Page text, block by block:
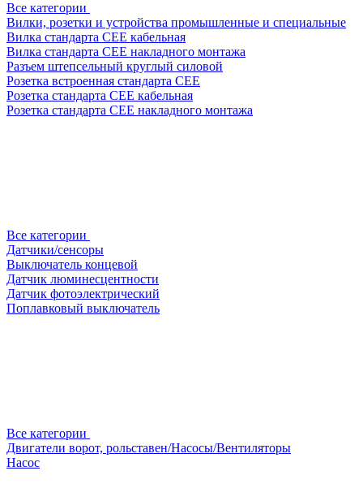
Все категории
Вилки, розетки и устройства промышленные и специальные
Вилка стандарта CEE кабельная
Вилка стандарта CEE накладного монтажа
Разъем штепсельный круглый силовой
Розетка встроенная стандарта CEE
Розетка стандарта СЕЕ кабельная
Розетка стандарта СЕЕ накладного монтажа
Все категории
Датчики/сенсоры
Выключатель концевой
Датчик люминесцентности
Датчик фотоэлектрический
Поплавковый выключатель
Все категории
Двигатели ворот, рольставен/Насосы/Вентиляторы
Насос